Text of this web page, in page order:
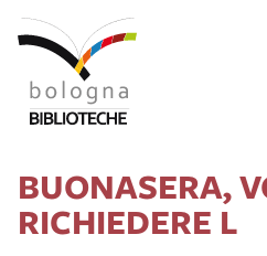
BUONASERA,
RICHIEDERE L